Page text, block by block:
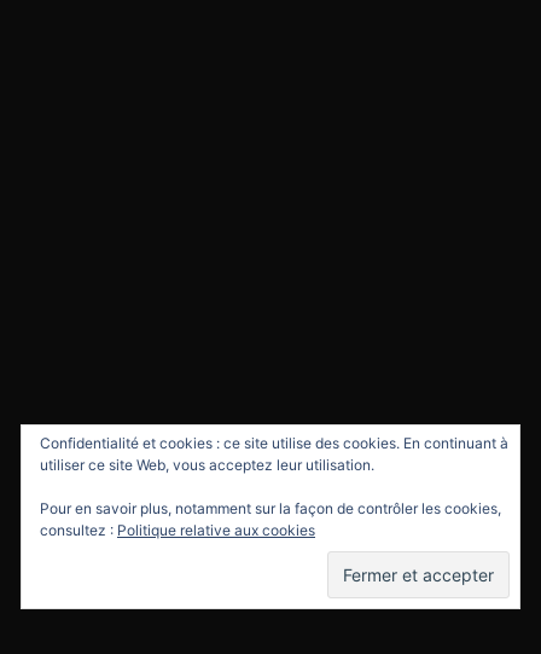
Confidentialité et cookies : ce site utilise des cookies. En continuant à
utiliser ce site Web, vous acceptez leur utilisation.
Pour en savoir plus, notamment sur la façon de contrôler les cookies,
consultez : Politique relative aux cookies